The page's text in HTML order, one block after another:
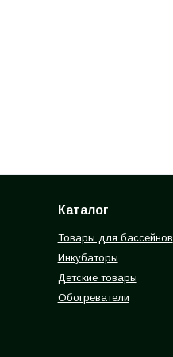
Каталог
Товары для бассейнов
Инкубаторы
Детские товары
Обогреватели